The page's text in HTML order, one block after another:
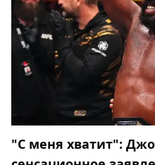
"С меня хватит":